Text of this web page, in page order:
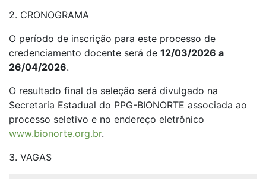
2. CRONOGRAMA
O período de inscrição para este processo de
credenciamento docente será de 12/03/2026 a
26/04/2026.
O resultado final da seleção será divulgado na
Secretaria Estadual do PPG-BIONORTE associada ao
processo seletivo e no endereço eletrônico
www.bionorte.org.br.
3. VAGAS